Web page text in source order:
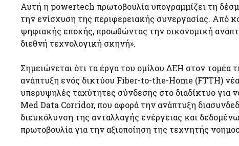
Αυτή η powertech πρωτοβουλία υπογραμμίζει τη
την ενίσχυση της περιφερειακής συνεργασίας. Από
ψηφιακής εποχής, προωθώντας την οικονομική
διεθνή τεχνολογική σκηνή».
Σημειώνεται ότι τα έργα του ομίλου ΔΕΗ στον τομέα
ανάπτυξη ενός δικτύου Fiber-to-the-Home (FTTH)
υπερυψηλές ταχύτητες σύνδεσης στο διαδίκτυο για
Med Data Corridor, που αφορά την ανάπτυξη
διευκόλυνση της ανταλλαγής ενέργειας και
πρωτοβουλία για την αξιοποίηση της τεχνητής